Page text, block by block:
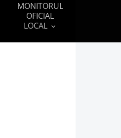
MONITORUL
OFICIAL
LOCAL